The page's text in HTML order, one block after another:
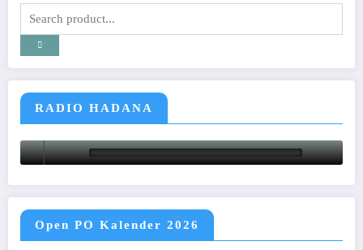
RADIO HADANA
Open PO Kalender 2026